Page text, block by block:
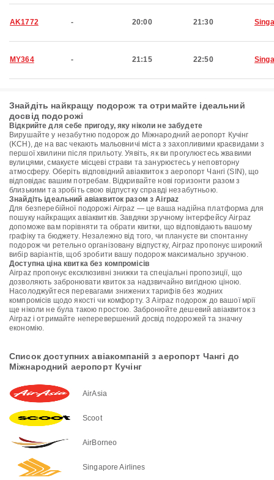
AK1772 - 20:00 21:30
MY364 - 21:15 22:50
Знайдіть найкращу подорож та отримайте ідеальний
досвід подорожі
Відкрийте для себе пригоду, яку ніколи не забудете
Вирушайте у незабутню подорож до Міжнародний аеропорт Кучінг
(KCH), де на вас чекають мальовничі міста з захопливими краєвидами з
першої хвилини після прильоту. Уявіть, як ви прогулюєтесь жвавими
вулицями, смакуєте місцеві страви та занурюєтесь у неповторну
атмосферу. Оберіть відповідний авіаквиток з аеропорт Чангі (SIN), що
відповідає вашим потребам. Відкривайте нові горизонти разом з
близькими та зробіть свою відпустку справді незабутньою.
Знайдіть ідеальний авіаквиток разом з Airpaz
Для безперебійної подорожі Airpaz — це ваша надійна платформа для
пошуку найкращих авіаквитків. Завдяки зручному інтерфейсу Airpaz
допоможе вам порівняти та обрати квитки, що відповідають вашому
графіку та бюджету. Незалежно від того, чи плануєте ви спонтанну
подорож чи ретельно організовану відпустку, Airpaz пропонує широкий
вибір варіантів, щоб зробити вашу подорож максимально зручною.
Доступна ціна квитка без компромісів
Airpaz пропонує ексклюзивні знижки та спеціальні пропозиції, що
дозволяють забронювати квиток за надзвичайно вигідною ціною.
Насолоджуйтеся перевагами знижених тарифів без жодних
компромісів щодо якості чи комфорту. З Airpaz подорож до вашої мрії
ще ніколи не була такою простою. Забронюйте дешевий авіаквиток з
Airpaz і отримайте неперевершений досвід подорожей та значну
економію.
Список доступних авіакомпаній з аеропорт Чангі до
Міжнародний аеропорт Кучінг
AirAsia
Scoot
AirBorneo
Singapore Airlines